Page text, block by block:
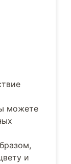
можете
и